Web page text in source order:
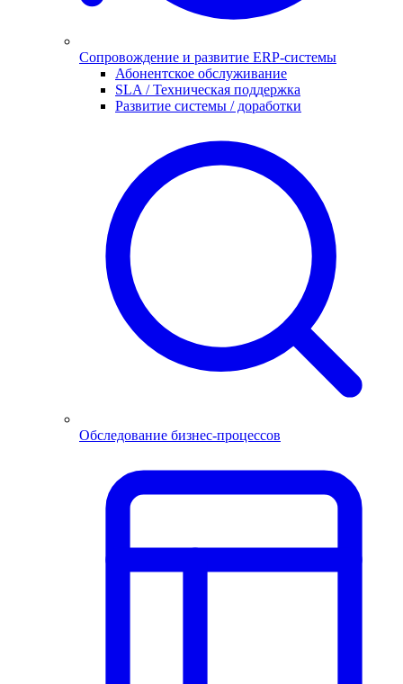
Сопровождение и развитие ERP-системы
Абонентское обслуживание
SLA / Техническая поддержка
Развитие системы / доработки
Обследование бизнес-процессов